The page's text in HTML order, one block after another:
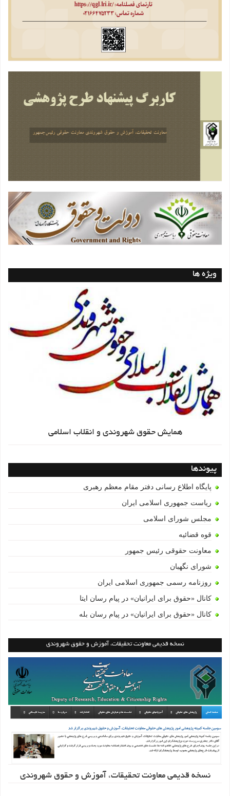
ویژه ها
همایش حقوق شهروندی و انقلاب اسلامی
پیوندها
پایگاه اطلاع رسانی دفتر مقام معظم رهبری
ریاست جمهوری اسلامی ایران
مجلس شورای اسلامی
قوه قضائیه
معاونت حقوقی رئیس جمهور
شورای نگهبان
روزنامه رسمی جمهوری اسلامی ایران
کانال «حقوق برای ایرانیان» در پیام رسان ایتا
کانال «حقوق برای ایرانیان» در پیام رسان بله
نسخه قدیمی معاونت تحقیقات، آموزش و حقوق شهروندی
نسخه قدیمی معاونت تحقیقات، آموزش و حقوق شهروندی